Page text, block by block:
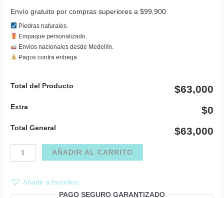
Envío gratuito por compras superiores a $99,900
Piedras naturales.
Empaque personalizado.
Envíos nacionales desde Medellín.
Pagos contra entrega.
Total del Producto $63,000
Extra $0
Total General $63,000
Juego
ónix
pulsera
AÑADIR AL CARRITO
Añadir a favoritos
PAGO SEGURO GARANTIZADO